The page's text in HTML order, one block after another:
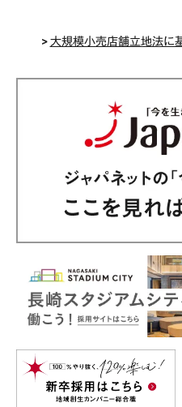
>大規模小売店舗立地法に